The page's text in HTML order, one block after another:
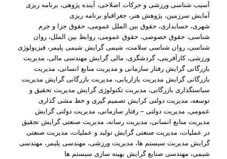
آسیب شناسی ورزشی و حرکات اصلاحی، آینده پژوهی، برنامه ریزی
آمایش سرزمین، پژوهش هنر، جغرافیاو برنامه ریزی
شهری، حسابداری، حقوق بین الملل عمومی، حقوق جزا و جرم
شناسی، حقوق خصوصی، حقوق عمومی، روابط بین الملل، روان
شناسی، روان شناسی سلامت، شیمی گرایش شیمی پلیمر، فیزیولوژی
ورزشی، کارآفرینی، گردشگری، مالی گرایش مهندسی مالی، مدیریت
بازرگانی گرایش رفتار سازمانی و مدیریت منابع انسانی، مدیریت
بازرگانی گرایش مدیریت بازاریابی، مدیریت بازرگانی گرایش مدیریت
سیاستگذاری بازرگانی، مدیریت تکنولوژی گرایش مدیریت تحقیق و
توسعه، مدیریت دولتی کرایش تصمیم گیری و خط مشی گذاری
عمومی، مدیریت دولتی – رفتار سازمانی، مدیریت دولتی گرایش
مدیریت منابع انسانی، مدیریت رسانه، مدیریت صنعتی گرایش تحقیق
در عملیات، مدیریت صنعتی گرایش تولید و عملیات، مدیریت صنعتی
گرایش مدیریت سیستم ها، مدیریت ورزشی، مهندسی پلیمر، مهندسی
شیمی، مهندسی صنایع گرایش بهینه سازی سیستم ها